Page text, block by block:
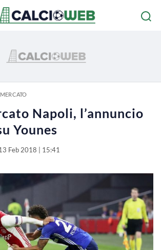
Napoli, l’annuncio
Younes
Feb 2018 | 15:41